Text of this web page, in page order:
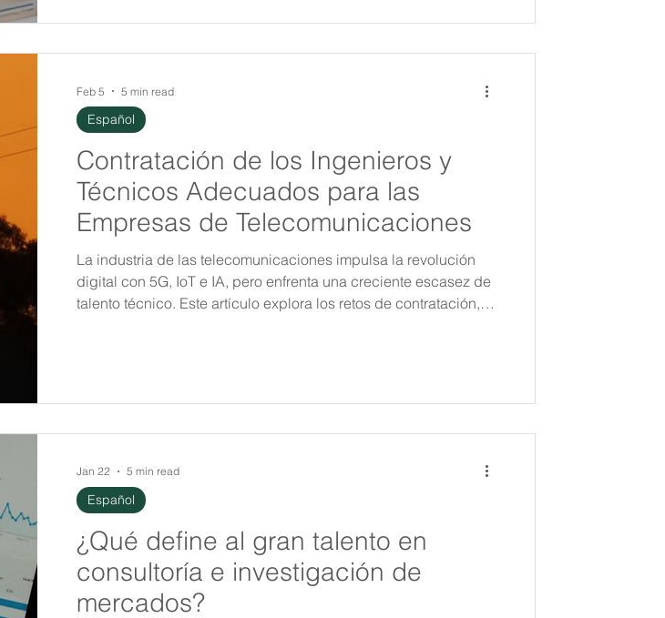
Contratación de los Ingenieros y
Técnicos Adecuados para las
Empresas de Telecomunicaciones
La industria de las telecomunicaciones impulsa la revolución
digital con 5G, IoT e IA, pero enfrenta una creciente escasez de
talento técnico. Este artículo explora los retos de contratación,
Español
Feb 5 5 min read
¿Qué define al gran talento en
consultoría e investigación de
mercados?
Español
Jan 22 5 min read